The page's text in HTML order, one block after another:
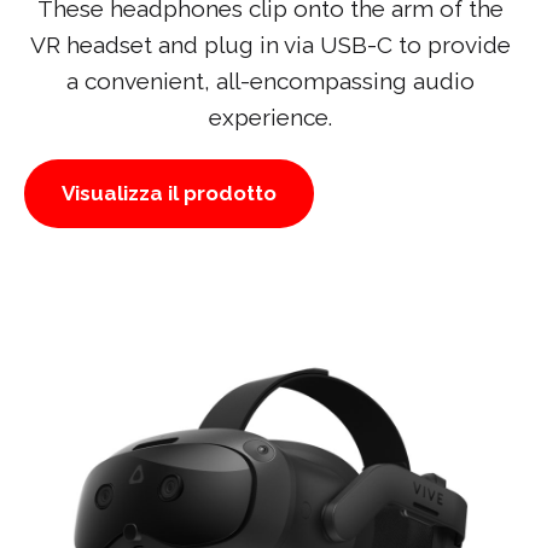
These headphones clip onto the arm of the
VR headset and plug in via USB-C to provide
a convenient, all-encompassing audio
experience.
Visualizza il prodotto